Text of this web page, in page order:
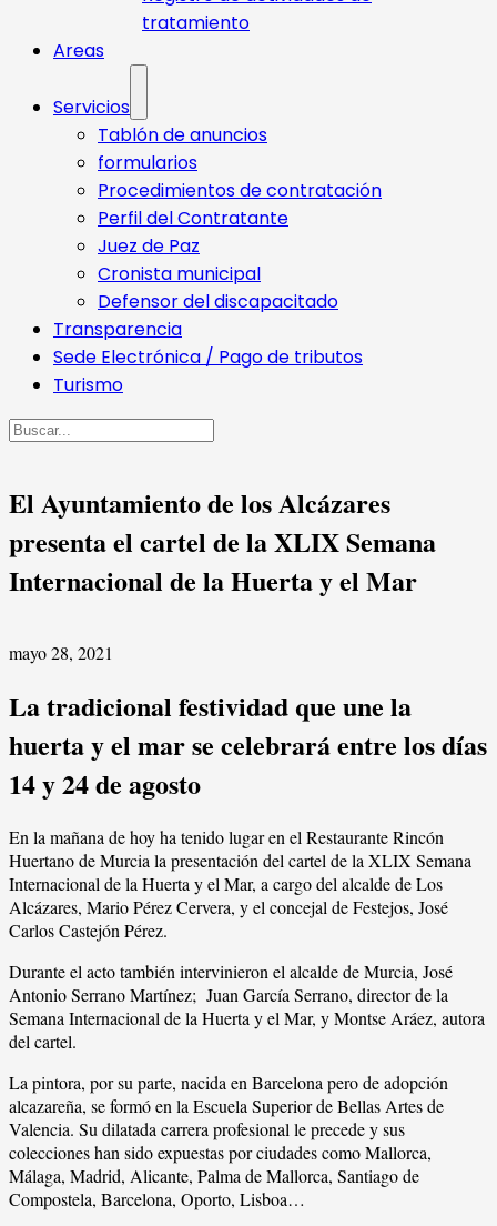
tratamiento
Areas
Servicios
Tablón de anuncios
formularios
Procedimientos de contratación
Perfil del Contratante
Juez de Paz
Cronista municipal
Defensor del discapacitado
Transparencia
Sede Electrónica / Pago de tributos
Turismo
Buscar
El Ayuntamiento de los Alcázares
presenta el cartel de la XLIX Semana
Internacional de la Huerta y el Mar
mayo 28, 2021
La tradicional festividad que une la
huerta y el mar se celebrará entre los días
14 y 24 de agosto
En la mañana de hoy ha tenido lugar en el Restaurante Rincón
Huertano de Murcia la presentación del cartel de la XLIX Semana
Internacional de la Huerta y el Mar, a cargo del alcalde de Los
Alcázares, Mario Pérez Cervera, y el concejal de Festejos, José
Carlos Castejón Pérez.
Durante el acto también intervinieron el alcalde de Murcia, José
Antonio Serrano Martínez; Juan García Serrano, director de la
Semana Internacional de la Huerta y el Mar, y Montse Aráez, autora
del cartel.
La pintora, por su parte, nacida en Barcelona pero de adopción
alcazareña, se formó en la Escuela Superior de Bellas Artes de
Valencia. Su dilatada carrera profesional le precede y sus
colecciones han sido expuestas por ciudades como Mallorca,
Málaga, Madrid, Alicante, Palma de Mallorca, Santiago de
Compostela, Barcelona, Oporto, Lisboa…